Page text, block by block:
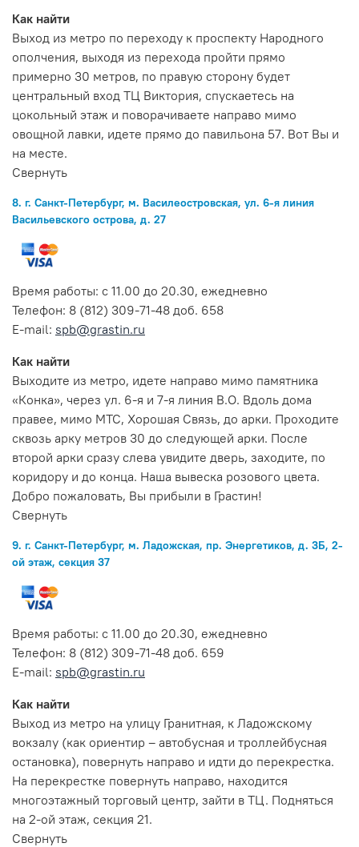
Как найти
Выход из метро по переходу к проспекту Народного
ополчения, выходя из перехода пройти прямо
примерно 30 метров, по правую сторону будет
центральный вход ТЦ Виктория, спускаетесь на
цокольный этаж и поворачиваете направо мимо
овощной лавки, идете прямо до павильона 57. Вот Вы и
на месте.
Свернуть
8. г. Санкт-Петербург, м. Василеостровская, ул. 6-я линия
Васильевского острова, д. 27
Время работы: с 11.00 до 20.30, ежедневно
Телефон: 8 (812) 309-71-48 доб. 658
E-mail: spb@grastin.ru
Как найти
Выходите из метро, идете направо мимо памятника
«Конка», через ул. 6-я и 7-я линия В.О. Вдоль дома
правее, мимо МТС, Хорошая Связь, до арки. Проходите
сквозь арку метров 30 до следующей арки. После
второй арки сразу слева увидите дверь, заходите, по
коридору и до конца. Наша вывеска розового цвета.
Добро пожаловать, Вы прибыли в Грастин!
Свернуть
9. г. Санкт-Петербург, м. Ладожская, пр. Энергетиков, д. 3Б, 2-
ой этаж, секция 37
Время работы: с 11.00 до 20.30, ежедневно
Телефон: 8 (812) 309-71-48 доб. 659
E-mail: spb@grastin.ru
Как найти
Выход из метро на улицу Гранитная, к Ладожскому
вокзалу (как ориентир – автобусная и троллейбусная
остановка), повернуть направо и идти до перекрестка.
На перекрестке повернуть направо, находится
многоэтажный торговый центр, зайти в ТЦ. Подняться
на 2-ой этаж, секция 21.
Свернуть